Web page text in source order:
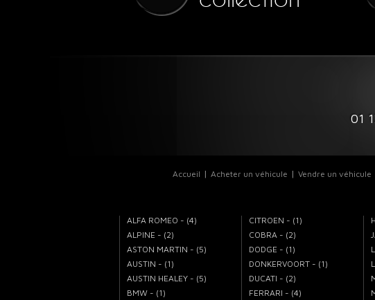
01
Accueil Acheter un véhicule Vendre un véhicule
ALFA ROMEO - (4)
ALPINE - (2)
ASTON MARTIN - (5)
AUSTIN - (1)
AUSTIN HEALEY - (5)
BMW - (1)
CITROEN - (1)
COBRA - (2)
DODGE - (1)
DONKERVOORT - (1)
DUCATI - (2)
FERRARI - (4)